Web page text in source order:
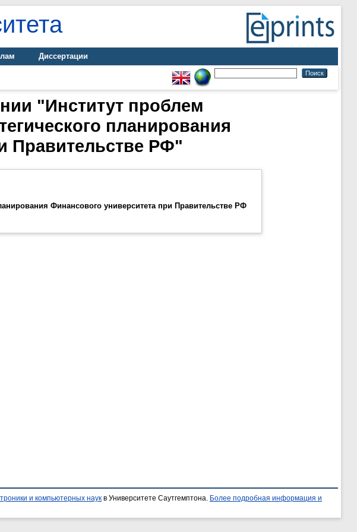
Диссертации
"Институт проблем
планирования
Правительстве РФ"
Финансового университета при Правительстве РФ
и компьютерных наук в Университете Саутгемптона.
Более подробная информация и